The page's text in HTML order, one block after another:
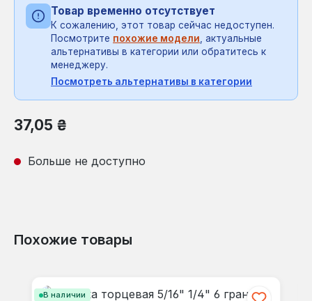
Товар временно отсутствует
К сожалению, этот товар сейчас недоступен.
Посмотрите похожие модели, актуальные
альтернативы в категории или обратитесь к
менеджеру.
Посмотреть альтернативы в категории
Обычная цена:
37,05 ₴
Больше не доступно
Похожие товары
В наличии